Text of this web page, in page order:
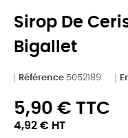
Sirop De
Bigallet
Référence 5052189
5,90 € TTC
4,92 € HT